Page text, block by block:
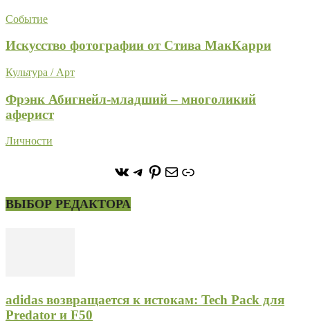
Событие
Искусство фотографии от Стива МакКарри
Культура / Арт
Фрэнк Абигнейл-младший – многоликий
аферист
Личности
https://vk.com/
https://t.me/stoneforest
https://
ПочтаСсылка
ВЫБОР РЕДАКТОРА
adidas возвращается к истокам: Tech Pack для
Predator и F50